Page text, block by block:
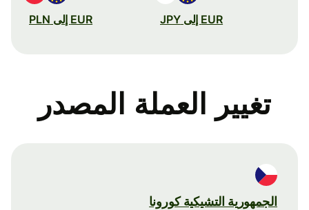
EUR إلى JPY EUR إلى PLN
تغيير العملة المصدر
الجمهورية التشيكية كورونا